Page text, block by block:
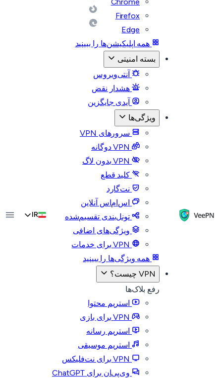
Firefox
Edge
همه اپلیکیشن‌ها را ببینید
بسته امنیتی
آنتی‌ویروس
هشدار نقض
آیدی جایگزین
ویژگی‌ها
سرورهای VPN
VPN دوگانه
VPN بدون لاگ
کلید قطع
نت‌گارد
اس‌ام‌اس آنلاین
تونل‌بندی تقسیم‌شده
ویژگی‌های اضافی
VPN برای خدمات
همه ویژگی‌ها را ببینید
VPN چیست؟
رفع بلاک‌ها
استریم محتوا
VPN برای بازی
استریم رسانه
استریم موسیقی
VPN برای نت‌فلیکس
وی‌پی‌ان برای ChatGPT
IR